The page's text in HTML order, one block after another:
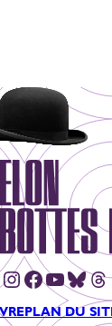
Instagram Facebook YouTube Bluesky Threads
PLAN DU